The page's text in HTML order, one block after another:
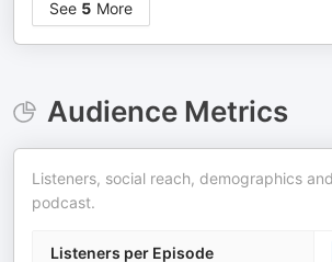
See 5 More
Audience Metrics
Listeners, social reach, demographics
podcast.
Listeners per Episode